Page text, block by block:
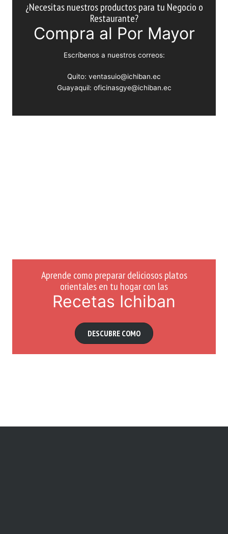
¿Necesitas nuestros productos para tu Negocio o
Restaurante?
Compra al Por Mayor
Escríbenos a nuestros correos:
Quito: ventasuio@ichiban.ec
Guayaquil: oficinasgye@ichiban.ec
Aprende como preparar deliciosos platos
orientales en tu hogar con las
Recetas Ichiban
DESCUBRE COMO